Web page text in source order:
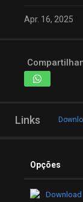
Apr. 16, 2025
Links
Opções
Download